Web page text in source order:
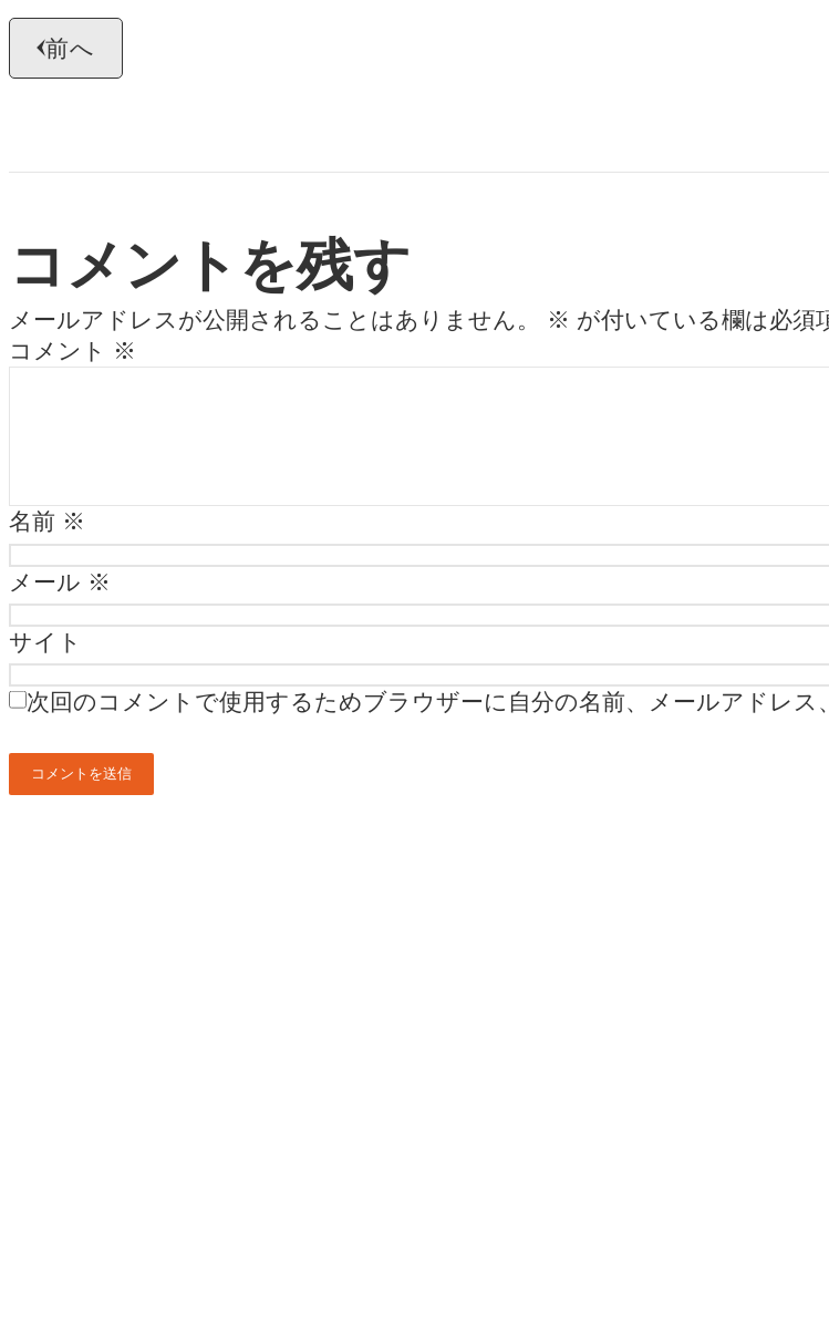
前へ
コメントを残す
メールアドレスが公開されることはありません。 ※ が付いている欄は必須
コメント
※
名前 ※
メール ※
サイト
次回のコメントで使用するためブラウザーに自分の名前、メールアドレス